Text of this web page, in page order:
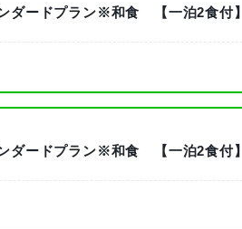
ダードプラン※和食 【一泊2食付】
ダードプラン※和食 【一泊2食付】